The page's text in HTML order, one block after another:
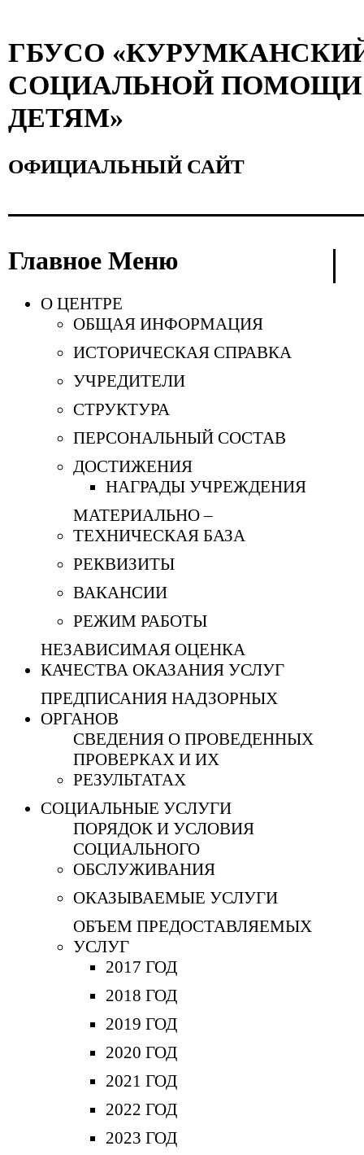
ГБУСО
СОЦИАЛЬНОЙ ПОМОЩИ
ДЕТЯМ»
ОФИЦИАЛЬНЫЙ САЙТ
Главное Меню
О ЦЕНТРЕ
ОБЩАЯ ИНФОРМАЦИЯ
ИСТОРИЧЕСКАЯ СПРАВКА
УЧРЕДИТЕЛИ
СТРУКТУРА
ПЕРСОНАЛЬНЫЙ СОСТАВ
ДОСТИЖЕНИЯ
НАГРАДЫ УЧРЕЖДЕНИЯ
МАТЕРИАЛЬНО –
ТЕХНИЧЕСКАЯ БАЗА
РЕКВИЗИТЫ
ВАКАНСИИ
РЕЖИМ РАБОТЫ
НЕЗАВИСИМАЯ ОЦЕНКА
КАЧЕСТВА ОКАЗАНИЯ УСЛУГ
ПРЕДПИСАНИЯ НАДЗОРНЫХ
ОРГАНОВ
СВЕДЕНИЯ О ПРОВЕДЕННЫХ
ПРОВЕРКАХ И ИХ
РЕЗУЛЬТАТАХ
СОЦИАЛЬНЫЕ УСЛУГИ
ПОРЯДОК И УСЛОВИЯ
СОЦИАЛЬНОГО
ОБСЛУЖИВАНИЯ
ОКАЗЫВАЕМЫЕ УСЛУГИ
ОБЪЕМ ПРЕДОСТАВЛЯЕМЫХ
УСЛУГ
2017 ГОД
2018 ГОД
2019 ГОД
2020 ГОД
2021 ГОД
2022 ГОД
2023 ГОД